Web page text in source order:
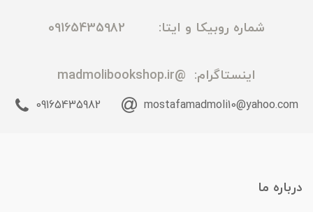
شماره روبیکا و ایتا: 09165435982
اینستاگرام: @madmolibookshop.ir
mostafamadmoli10@yahoo.com
09165435982
درباره ما